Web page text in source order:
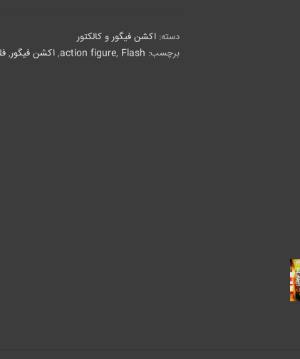
دسته: اکشن فیگور و کالکتور
برچسب:
action figure, Flash
, اکشن فیگور,